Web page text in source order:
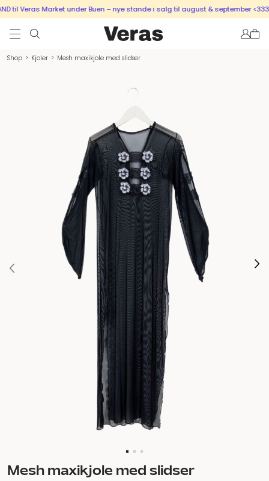
til Veras Market under Buen – nye stande i salg til august & september <333
Shop > Kjoler > Mesh maxikjole med slidser
Mesh maxikjole med slidser